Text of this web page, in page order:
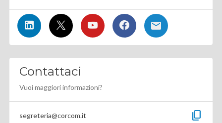
Contattaci
Vuoi maggiori informazioni?
segreteria@corcom.it content_copy